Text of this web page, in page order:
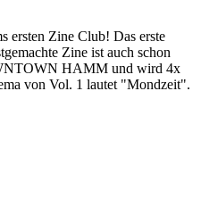
ersten Zine Club! Das erste
Zine ist auch schon
HAMM und wird 4x
von Vol. 1 lautet "Mondzeit".